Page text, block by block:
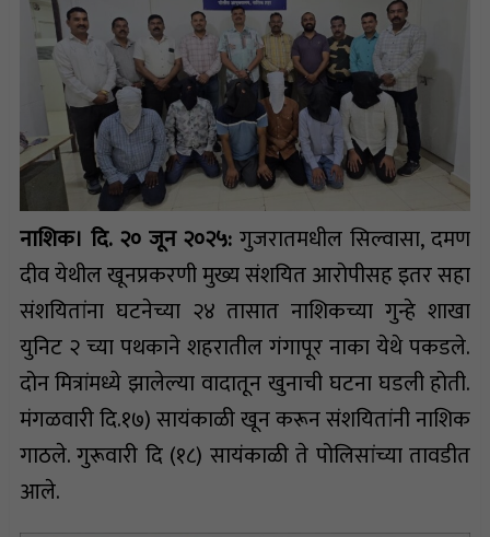
नाशिक। दि. २० जून २०२५: गुजरातमधील सिल्वासा, दमण
दीव येथील खूनप्रकरणी मुख्य संशयित आरोपीसह इतर सहा
संशयितांना घटनेच्या २४ तासात नाशिकच्या गुन्हे शाखा
युनिट २ च्या पथकाने शहरातील गंगापूर नाका येथे पकडले.
दोन मित्रांमध्ये झालेल्या वादातून खुनाची घटना घडली होती.
मंगळवारी दि.१७) सायंकाळी खून करून संशयितांनी नाशिक
गाठले. गुरूवारी दि (१८) सायंकाळी ते पोलिसांच्या तावडीत
आले.